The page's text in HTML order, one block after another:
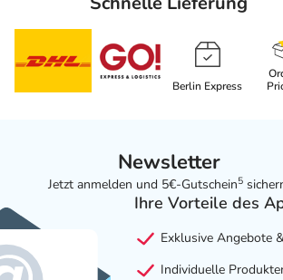
Berlin Express
Newsletter
Jetzt anmelden und 5€-Gutschein5
Ihre Vorteile des
Exklusive Angebote
Individuelle